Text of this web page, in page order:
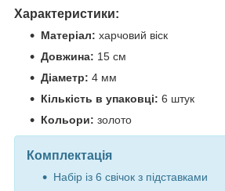
Характеристики:
Матеріал: харчовий віск
Довжина: 15 см
Діаметр: 4 мм
Кількість в упаковці: 6 штук
Кольори: золото
Комплектація
Набір із 6 свічок з підставками